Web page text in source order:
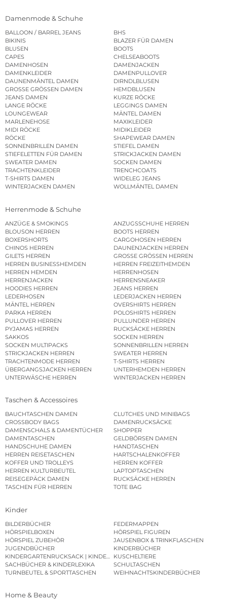
Damenmode & Schuhe
BALLOON / BARREL JEANS
BHS
BIKINIS
BLAZER FÜR DAMEN
BLUSEN
BOOTS
CAPES
CHELSEABOOTS
DAMENHOSEN
DAMENJACKEN
DAMENKLEIDER
DAMENPULLOVER
DAUNENMÄNTEL DAMEN
DIRNDLBLUSEN
GROSSE GRÖSSEN DAMEN
HEMDBLUSEN
JEANS DAMEN
KURZE RÖCKE
LANGE RÖCKE
LEGGINGS DAMEN
LOUNGEWEAR
MÄNTEL DAMEN
MARLENEHOSE
MAXIKLEIDER
MIDI RÖCKE
MIDIKLEIDER
RÖCKE
SHAPEWEAR DAMEN
SONNENBRILLEN DAMEN
STIEFEL DAMEN
STIEFELETTEN FÜR DAMEN
STRICKJACKEN DAMEN
SWEATER DAMEN
SOCKEN DAMEN
TRACHTENKLEIDER
TRENCHCOATS
T-SHIRTS DAMEN
WIDELEG JEANS
WINTERJACKEN DAMEN
WOLLMÄNTEL DAMEN
Herrenmode & Schuhe
ANZÜGE & SMOKINGS
ANZUGSSCHUHE HERREN
BLOUSON HERREN
BOOTS HERREN
BOXERSHORTS
CARGOHOSEN HERREN
CHINOS HERREN
DAUNENJACKEN HERREN
GILETS HERREN
GROSSE GRÖSSEN HERREN
HERREN BUSINESSHEMDEN
HERREN FREIZEITHEMDEN
HERREN HEMDEN
HERRENHOSEN
HERRENJACKEN
HERRENSNEAKER
HOODIES HERREN
JEANS HERREN
LEDERHOSEN
LEDERJACKEN HERREN
MÄNTEL HERREN
OVERSHIRTS HERREN
PARKA HERREN
POLOSHIRTS HERREN
PULLOVER HERREN
PULLUNDER HERREN
PYJAMAS HERREN
RUCKSÄCKE HERREN
SAKKOS
SOCKEN HERREN
SOCKEN MULTIPACKS
SONNENBRILLEN HERREN
STRICKJACKEN HERREN
SWEATER HERREN
TRACHTENMODE HERREN
T-SHIRTS HERREN
ÜBERGANGSJACKEN HERREN
UNTERHEMDEN HERREN
UNTERWÄSCHE HERREN
WINTERJACKEN HERREN
Taschen & Accessoires
BAUCHTASCHEN DAMEN
CLUTCHES UND MINIBAGS
CROSSBODY BAGS
DAMENRUCKSÄCKE
DAMENSCHALS & DAMENTÜCHER
SHOPPER
DAMENTASCHEN
GELDBÖRSEN DAMEN
HANDSCHUHE DAMEN
HANDTASCHEN
HERREN REISETASCHEN
HARTSCHALENKOFFER
KOFFER UND TROLLEYS
HERREN KOFFER
HERREN KULTURBEUTEL
LAPTOPTASCHEN
REISEGEPÄCK DAMEN
RUCKSÄCKE HERREN
TASCHEN FÜR HERREN
TOTE BAG
Kinder
BILDERBÜCHER
FEDERMAPPEN
HÖRSPIELBOXEN
HÖRSPIEL FIGUREN
HÖRSPIEL ZUBEHÖR
JAUSENBOX & TRINKFLASCHEN
JUGENDBÜCHER
KINDERBÜCHER
KINDERGARTENRUCKSACK | KINDERGARTENBEUTEL
KUSCHELTIERE
SACHBÜCHER & KINDERLEXIKA
SCHULTASCHEN
TURNBEUTEL & SPORTTASCHEN
WEIHNACHTSKINDERBÜCHER
Home & Beauty